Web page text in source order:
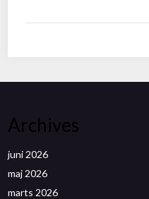
Archives
juni 2026
maj 2026
marts 2026